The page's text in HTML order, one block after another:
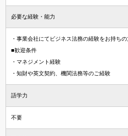
必要な経験・能力
・事業会社にてビジネス法務の経験をお持ち
■歓迎条件
・マネジメント経験
・知財や英文契約、機関法務等のご経験
語学力
不要